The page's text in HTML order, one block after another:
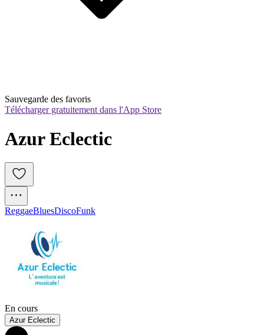
Sauvegarde des favoris
Télécharger gratuitement dans l'App Store
Azur Eclectic
ReggaeBluesDiscoFunk
En cours
Azur Eclectic